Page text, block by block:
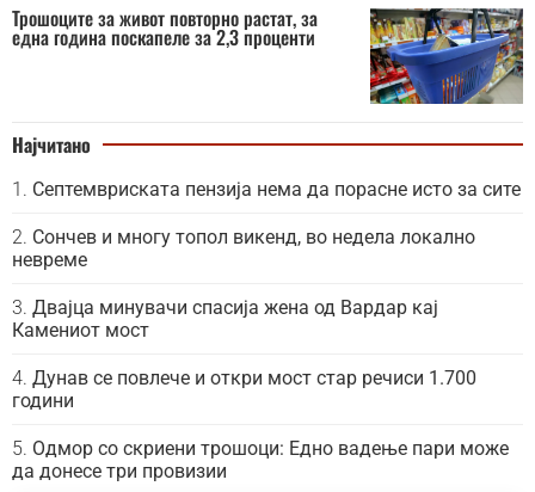
Трошоците за живот повторно растат, за
една година поскапеле за 2,3 проценти
Најчитано
Септемвриската пензија нема да порасне исто за сите
Сончев и многу топол викенд, во недела локално
невреме
Двајца минувачи спасија жена од Вардар кај
Камениот мост
Дунав се повлече и откри мост стар речиси 1.700
години
Одмор со скриени трошоци: Едно вадење пари може
да донесе три провизии